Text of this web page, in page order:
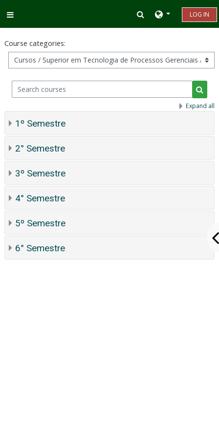
Toggle search
LOG IN
Course categories:
Search courses
Expand all
1º Semestre
2° Semestre
3º Semestre
4° Semestre
5º Semestre
6° Semestre